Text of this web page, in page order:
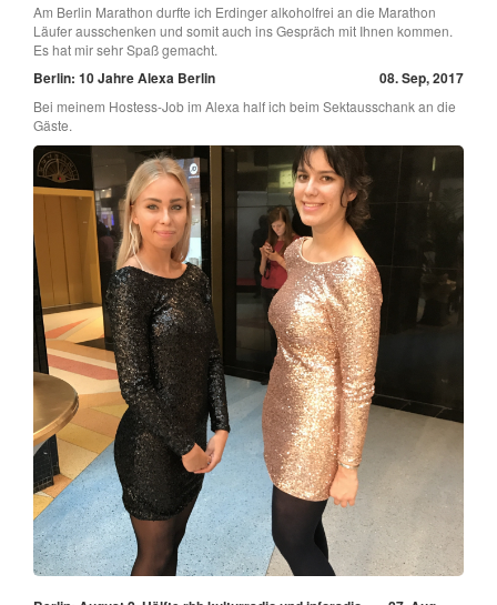
Am Berlin Marathon durfte ich Erdinger alkoholfrei an die Marathon
Läufer ausschenken und somit auch ins Gespräch mit Ihnen kommen.
Es hat mir sehr Spaß gemacht.
Berlin: 10 Jahre Alexa Berlin 08. Sep, 2017
Bei meinem Hostess-Job im Alexa half ich beim Sektausschank an die
Gäste.